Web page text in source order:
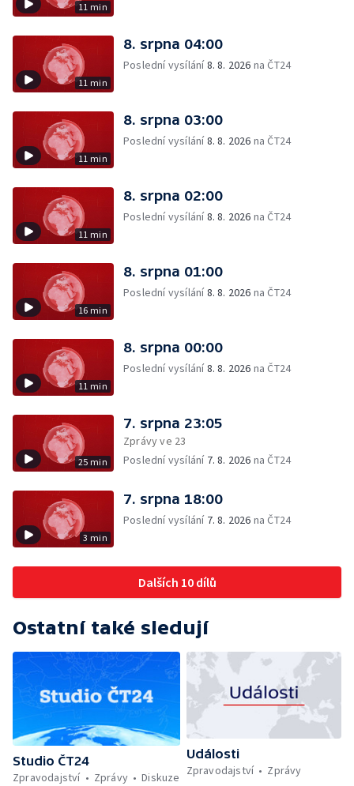
11 min
11 min
8. srpna 04:00
Poslední vysílání8. 8. 2026 na ČT24
11 min
8. srpna 03:00
Poslední vysílání8. 8. 2026 na ČT24
11 min
8. srpna 02:00
Poslední vysílání8. 8. 2026 na ČT24
16 min
8. srpna 01:00
Poslední vysílání8. 8. 2026 na ČT24
11 min
8. srpna 00:00
Poslední vysílání8. 8. 2026 na ČT24
25 min
7. srpna 23:05
Zprávy ve 23
Poslední vysílání 7. 8. 2026 na ČT24
3 min
7. srpna 18:00
Poslední vysílání 7. 8. 2026 na ČT24
Dalších 10 dílů
Ostatní také sledují
Studio ČT24
Zpravodajství
Zprávy Diskuze
Události
Zpravodajství
Zprávy